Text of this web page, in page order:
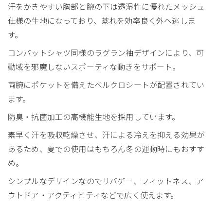
汗をかきやすい胸部と腕の下は透湿性に優れたメッシュ
仕様の生地になっており、蒸れを効率良く外へ逃しま
す。
コンバットシャツ同様のラグラン袖デザインにより、可
動域を邪魔しないスポーティな動きをサポート。
両腕にポケットを備えたベルクロシートが配置されてい
ます。
防臭・抗菌加工の高機能生地を採用しています。
素早く汗を吸収乾燥させ、汗による冷えを抑える効果が
あるため、夏での使用はもちろん冬の運動時にもおすす
め。
シンプルなデザインなのでサバゲー、フィットネス、ア
ウトドア・アクティビティなどで広く使えます。